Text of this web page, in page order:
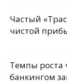
Частый
чистой
Темпы роста
банкингом